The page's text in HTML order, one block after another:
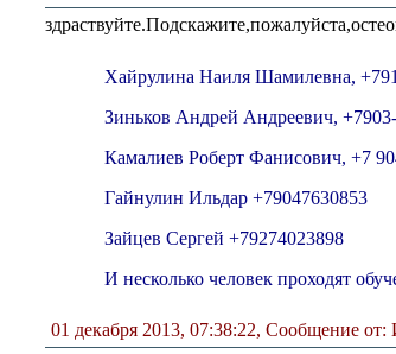
Хайрулина Наиля Шамилевна,
Зиньков Андрей Андреевич,
Камалиев Роберт Фанисович, +7
Гайнулин Ильдар +79047630853
Зайцев Сергей +79274023898
И несколько человек проходят
01 декабря 2013, 07:38:22, Сообщение от: